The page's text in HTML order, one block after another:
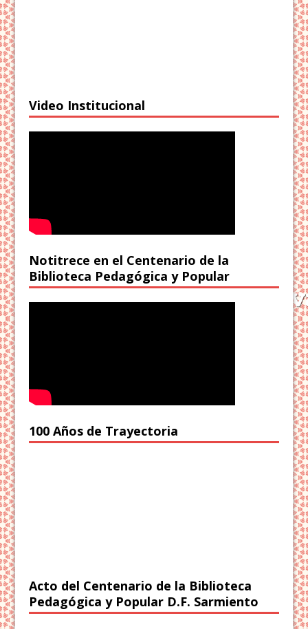
Video Institucional
Notitrece en el Centenario de la
Biblioteca Pedagógica y Popular
100 Años de Trayectoria
Acto del Centenario de la Biblioteca
Pedagógica y Popular D.F. Sarmiento